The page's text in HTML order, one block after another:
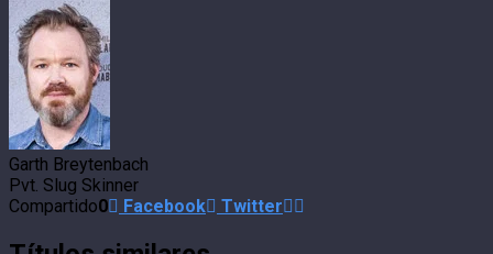
Garth Breytenbach
Pvt. Slug Skinner
Compartido0 Facebook Twitter